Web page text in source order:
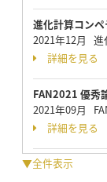
進化計算コン
2021年12月 進
詳細を見る
FAN2021 優秀
2021年09月
詳細を見る
▼全件表示